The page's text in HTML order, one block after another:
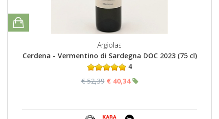
Argiolas
Cerdena - Vermentino di Sardegna DOC 2023 (75 cl)
4
€ 52,39 € 40,34